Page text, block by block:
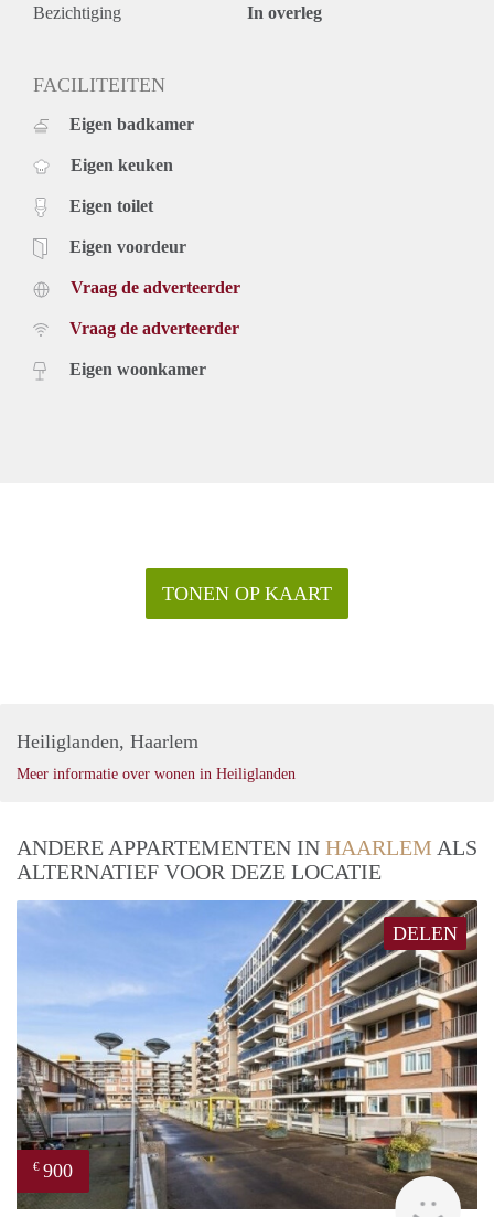
Bezichtiging In overleg
FACILITEITEN
Eigen badkamer
Eigen keuken
Eigen toilet
Eigen voordeur
Vraag de adverteerder
Vraag de adverteerder
Eigen woonkamer
TONEN OP KAART
Heiliglanden, Haarlem
Meer informatie over wonen in Heiliglanden
ANDERE APPARTEMENTEN IN HAARLEM ALS
ALTERNATIEF VOOR DEZE LOCATIE
DELEN
€ 900